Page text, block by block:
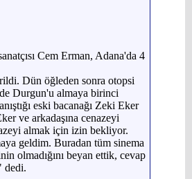
Cem Erman, Adana'da 4
Dün öğleden sonra otopsi
Durgun'u almaya birinci
eski bacanağı Zeki Eker
ve arkadaşına cenazeyi
almak için izin bekliyor.
geldim. Buradan tüm sinema
olmadığını beyan ettik, cevap
dedi.